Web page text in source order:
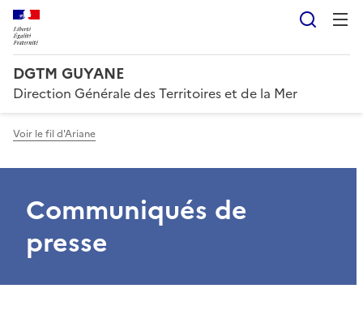
DGTM GUYANE
Direction Générale des Territoires et de la Mer
Voir le fil d'Ariane
Communiqués de
presse